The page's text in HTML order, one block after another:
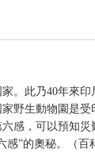
。此乃40年來印
野生動物園是受
感，可以預知災
感”的奧秘。（百